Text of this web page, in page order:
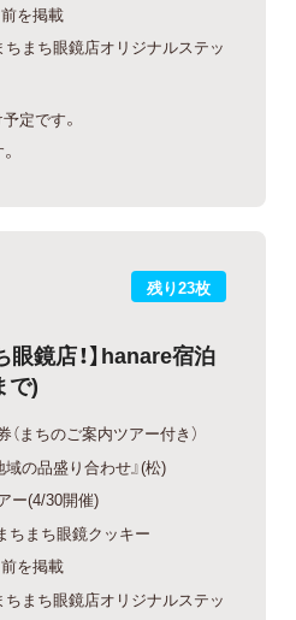
を掲載
まち眼鏡店オリジナルステッ
定です。
残り23枚
眼鏡店！】hanare宿泊
で)
まちのご案内ツアー付き）
の品盛り合わせ』(松)
ー(4/30開催)
ちまち眼鏡クッキー
を掲載
まち眼鏡店オリジナルステッ